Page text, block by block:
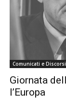
Comunicati e Discorsi
Giornata
l’Europa